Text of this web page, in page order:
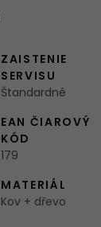
ZAISTENIE
SERVISU
Štandardné
EAN ČIAROVÝ
KÓD
179
MATERIÁL
Kov + dřevo